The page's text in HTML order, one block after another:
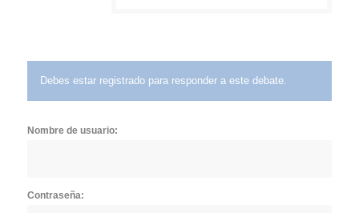
Debes estar registrado para responder a este debate.
Nombre de usuario:
Contraseña: